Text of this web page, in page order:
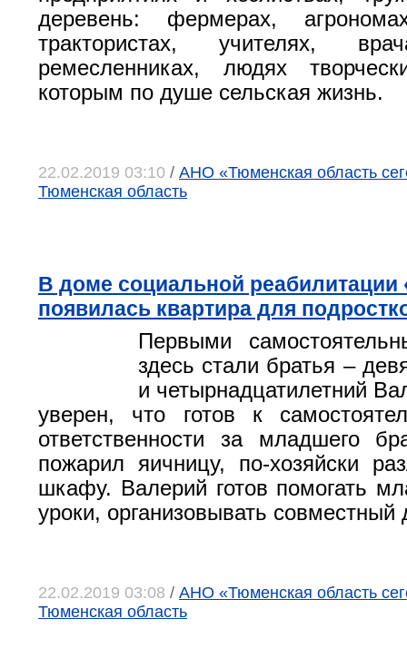
деревень: фермерах,
трактористах, учителях,
ремесленниках, людях
которым по душе сельская жизнь.
22.02.2019 03:10 / АНО «Тюменская область
Тюменская область
В доме социальной реабилитации
появилась квартира для
Первыми
здесь стали братья –
и четырнадцатилетний
уверен, что готов к
ответственности за младшего
пожарил яичницу, по-хозяйски
шкафу. Валерий готов помогать
уроки, организовывать совместный
22.02.2019 03:08 / АНО «Тюменская область
Тюменская область